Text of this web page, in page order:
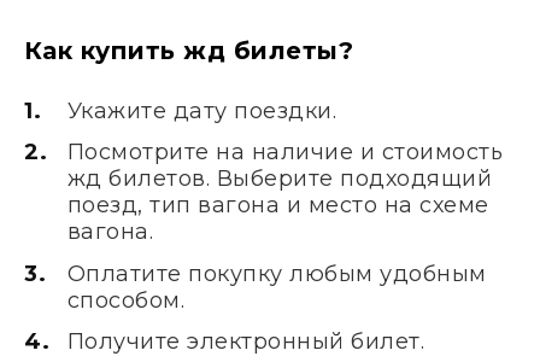
Как купить жд билеты?
Укажите дату поездки.
Посмотрите на наличие и стоимость
жд билетов. Выберите подходящий
поезд, тип вагона и место на схеме
вагона.
Оплатите покупку любым удобным
способом.
Получите электронный билет.